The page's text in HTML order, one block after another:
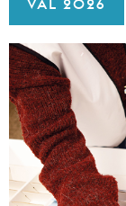
VAL 2026